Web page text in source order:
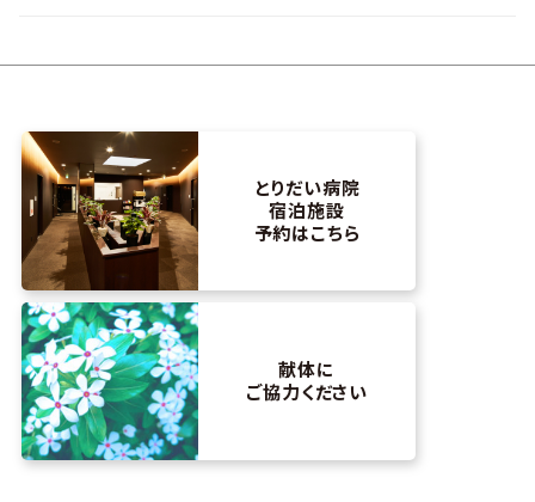
とりだい病院
宿泊施設
予約はこちら
献体に
ご協力ください